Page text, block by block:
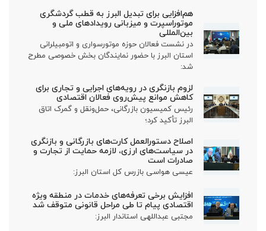
هم‌افزایی برای تبدیل البرز به قطب گردشگری
موتوراسپرت و میزبانی رویدادهای ملی و
بین‌المللی
در نشست فعالان حوزه موتورسواری و اتومبیلرانی
استان البرز با حضور نمایندگان بخش خصوصی مطرح
شد:
لزوم بازنگری در رویه‌های اجرایی و تجاری برای
کاهش موانع پیش‌روی فعالان اقتصادی
رئیس کمیسیون بازرگانی، حمل‌ونقل و گمرک اتاق
البرز تأکید کرد؛
اصلاح دستورالعمل کارت‌های بازرگانی و بازنگری
در سیاست‌های ارزی، لازمه حمایت از تجارت و
صادرات است
عیسی هواسی بازرس کل استان البرز:
افزایش برخی تعرفه‌های خدمات در منطقه ویژه
اقتصادی پیام تا طی مراحل قانونی متوقف شد
مجتبی عبداللهی استاندار البرز: